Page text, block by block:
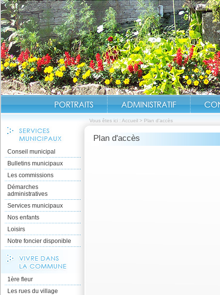
Vous êtes ici : Accueil > Plan d'accès
Conseil municipal
Bulletins municipaux
Les commissions
Démarches
administratives
Services municipaux
Nos enfants
Loisirs
Notre foncier disponible
1ère fleur
Les rues du village
Plan d'accès